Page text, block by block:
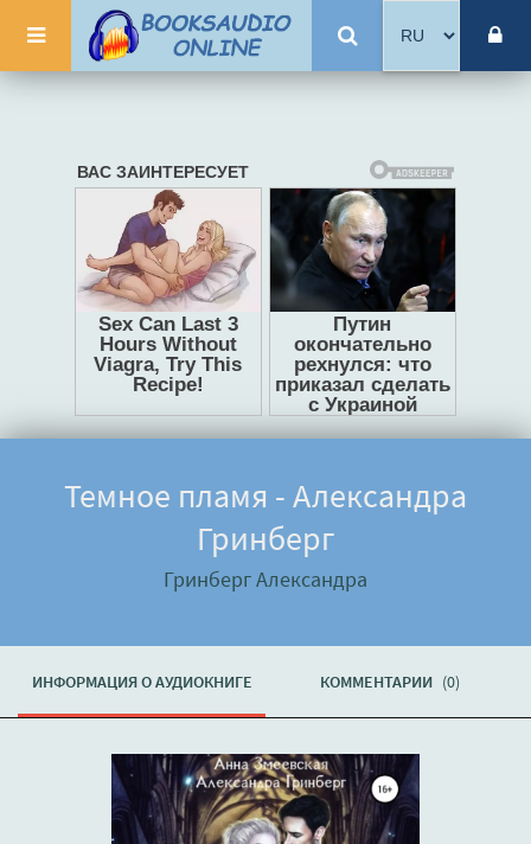
Темное пламя - Александра
Гринберг
Гринберг Александра
ИНФОРМАЦИЯ О АУДИОКНИГЕ КОММЕНТАРИИ (0)